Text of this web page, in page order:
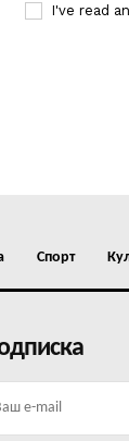
I've read
Спорт